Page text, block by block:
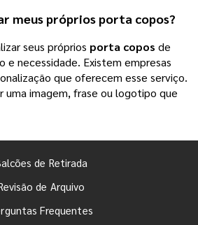
meus próprios porta copos?
seus próprios porta copos de
e necessidade. Existem empresas
que oferecem esse serviço.
uma imagem, frase ou logotipo que
de Retirada
de Arquivo
Frequentes